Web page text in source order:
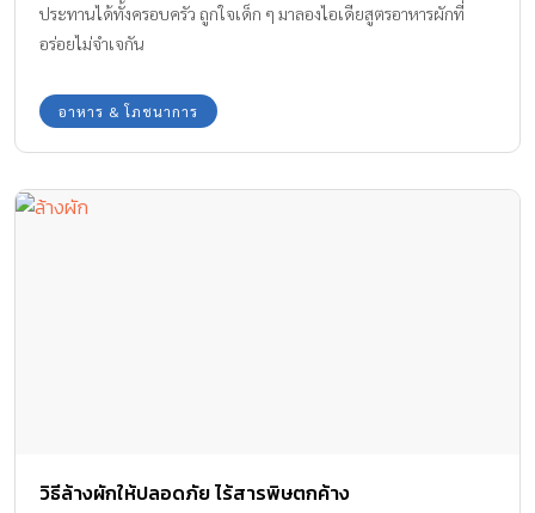
ประทานได้ทั้งครอบครัว ถูกใจเด็ก ๆ มาลองไอเดียสูตรอาหารผักที่
อร่อยไม่จำเจกัน
อาหาร & โภชนาการ
วิธีล้างผักให้ปลอดภัย ไร้สารพิษตกค้าง